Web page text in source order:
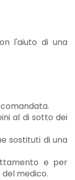
l'aiuto di una
al di sotto dei
sostituti di una
e per
medico.